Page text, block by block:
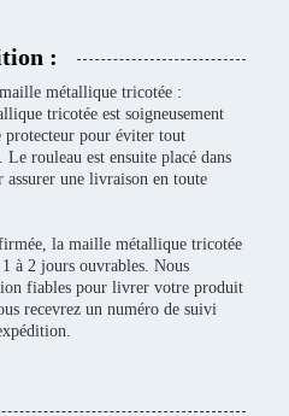
:
métallique tricotée :
tricotée est soigneusement
protecteur pour éviter tout
rouleau est ensuite placé dans
une livraison en toute
la maille métallique tricotée
à 2 jours ouvrables. Nous
fiables pour livrer votre produit
recevrez un numéro de suivi